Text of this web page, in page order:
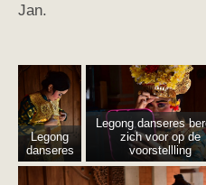
Jan.
Legong
danseres
Legong danseres bereidt
zich voor op de
voorstellling